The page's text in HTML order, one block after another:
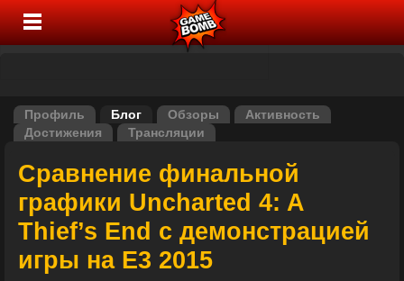
Профиль Блог Обзоры
Активность
Достижения
Трансляции
Сравнение финальной
графики Uncharted 4: A
Thief’s End с демонстрацией
игры на E3 2015